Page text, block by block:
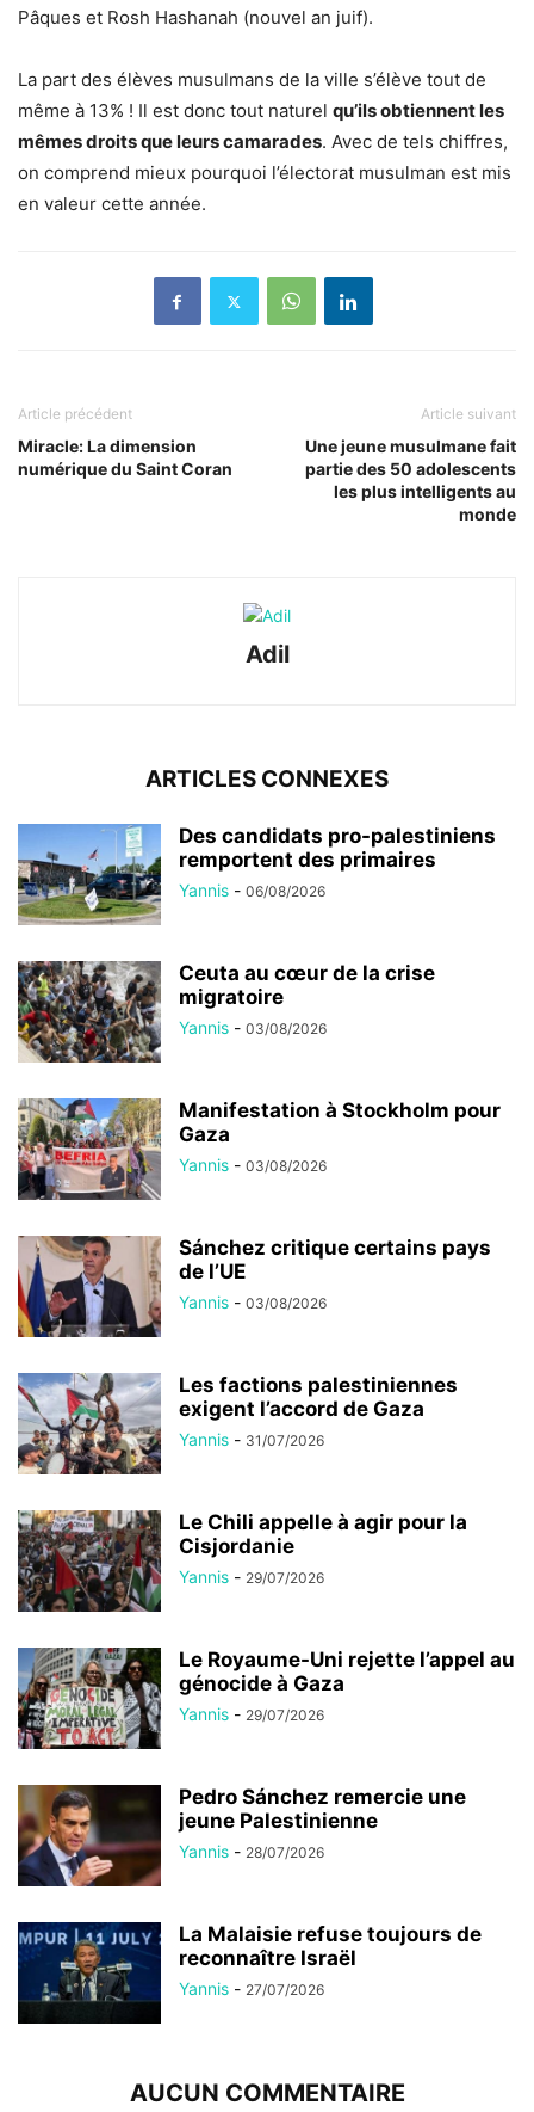
Pâques et Rosh Hashanah (nouvel an juif).
La part des élèves musulmans de la ville s’élève tout de
même à 13% ! Il est donc tout naturel qu’ils obtiennent les
mêmes droits que leurs camarades. Avec de tels chiffres,
on comprend mieux pourquoi l’électorat musulman est mis
en valeur cette année.
Article précédent
Miracle: La dimension
numérique du Saint Coran
Article suivant
Une jeune musulmane fait
partie des 50 adolescents
les plus intelligents au
monde
Adil
ARTICLES CONNEXES
Des candidats pro-palestiniens
remportent des primaires
Yannis - 06/08/2026
Ceuta au cœur de la crise
migratoire
Yannis - 03/08/2026
Manifestation à Stockholm pour
Gaza
Yannis - 03/08/2026
Sánchez critique certains pays
de l’UE
Yannis - 03/08/2026
Les factions palestiniennes
exigent l’accord de Gaza
Yannis - 31/07/2026
Le Chili appelle à agir pour la
Cisjordanie
Yannis - 29/07/2026
Le Royaume-Uni rejette l’appel au
génocide à Gaza
Yannis - 29/07/2026
Pedro Sánchez remercie une
jeune Palestinienne
Yannis - 28/07/2026
La Malaisie refuse toujours de
reconnaître Israël
Yannis - 27/07/2026
AUCUN COMMENTAIRE